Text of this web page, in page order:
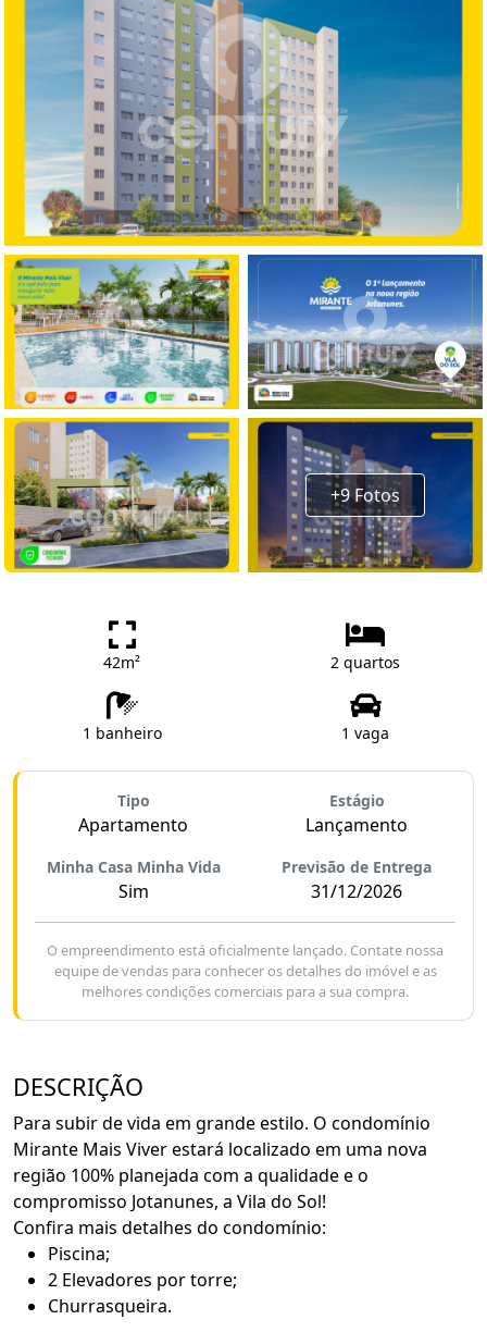
+9 Fotos
42m² 2 quartos
1 banheiro 1 vaga
Tipo
Apartamento
Estágio
Lançamento
Minha Casa Minha Vida
Sim
Previsão de Entrega
31/12/2026
O empreendimento está oficialmente lançado. Contate nossa
equipe de vendas para conhecer os detalhes do imóvel e as
melhores condições comerciais para a sua compra.
DESCRIÇÃO
Para subir de vida em grande estilo. O condomínio
Mirante Mais Viver estará localizado em uma nova
região 100% planejada com a qualidade e o
compromisso Jotanunes, a Vila do Sol!
Confira mais detalhes do condomínio:
Piscina;
2 Elevadores por torre;
Churrasqueira.